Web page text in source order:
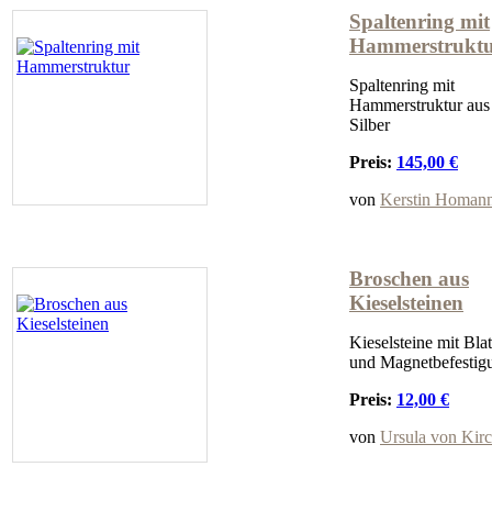
Spaltenring mit
Spaltenring mit
Hammerstruktur
Silber
Preis: 145,00 €
von Kerstin
Broschen aus
Kieselsteinen
Kieselsteine mit
und
Preis: 12,00 €
von Ursula von